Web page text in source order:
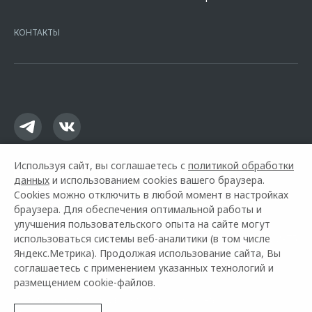
офертой.
КОНТАКТЫ
Горячая линия OMODA: +7 (843) 517-22-75
© 2026 ТрансТехСервис
Используя сайт, вы соглашаетесь с политикой обработки
данных и использованием cookies вашего браузера.
Cookies можно отключить в любой момент в настройках
браузера. Для обеспечения оптимальной работы и
улучшения пользовательского опыта на сайте могут
использоваться системы веб-аналитики (в том числе
Яндекс.Метрика). Продолжая использование сайта, Вы
соглашаетесь с применением указанных технологий и
размещением cookie-файлов.